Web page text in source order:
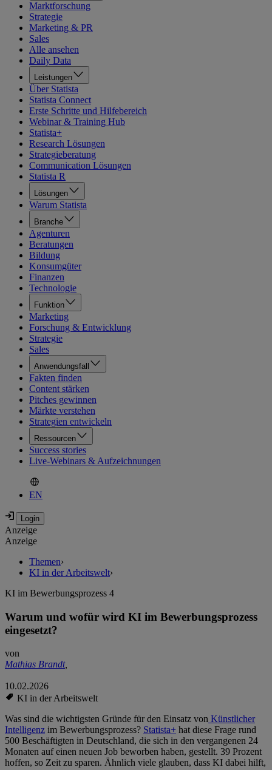
Marktforschung
Strategie
Marketing & PR
Sales
Alle ansehen
Daily Data
Leistungen
Über Statista
Statista Connect
Erste Schritte und Hilfebereich
Webinar & Training Hub
Statista+
Research Lösungen
Strategieberatung
Communication Lösungen
Statista R
Lösungen
Warum Statista
Branche
Agenturen
Beratungen
Bildung
Konsumgüter
Finanzen
Technologie
Funktion
Marketing
Forschung & Entwicklung
Strategie
Sales
Anwendungsfall
Fakten finden
Content stärken
Pitches gewinnen
Märkte verstehen
Strategien entwickeln
Ressourcen
Success stories
Live-Webinars & Aufzeichnungen
EN
Anzeige
Anzeige
Themen›
KI in der Arbeitswelt›
KI im Bewerbungsprozess 4
Warum und wofür wird KI im Bewerbungsprozess
eingesetzt?
von
Mathias Brandt,
10.02.2026
KI in der Arbeitswelt
Was sind die wichtigsten Gründe für den Einsatz von Künstlicher
Intelligenz im Bewerbungsprozess? Statista+ hat diese Frage rund
500 Beschäftigten in Deutschland, die sich in den vergangenen 24
Monaten auf einen neuen Job beworben haben, gestellt. 39 Prozent
hoffen, so Zeit zu sparen. Ähnlich viele glauben, dass KI dabei hilft,